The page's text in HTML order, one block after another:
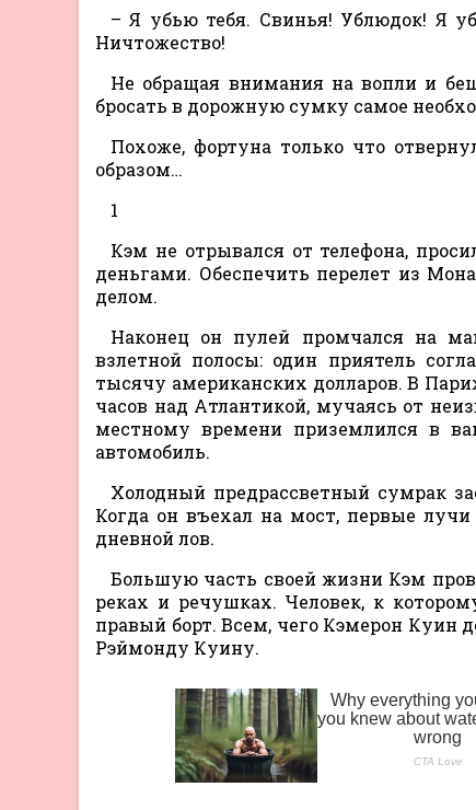
– Я убью тебя. Свинья! Ублюдок! Я
Ничтожество!
Не обращая внимания на вопли и
бросать в дорожную сумку самое
Похоже, фортуна только что
образом…
1
Кэм не отрывался от телефона,
деньгами. Обеспечить перелет из
делом.
Наконец он пулей промчался на
взлетной полосы: один приятель
тысячу американских долларов. В
часов над Атлантикой, мучаясь от
местному времени приземлился в
автомобиль.
Холодный предрассветный сумрак
Когда он въехал на мост, первые
дневной лов.
Большую часть своей жизни Кэм
реках и речушках. Человек, к
правый борт. Всем, чего Кэмерон Куин
Рэймонду Куину.